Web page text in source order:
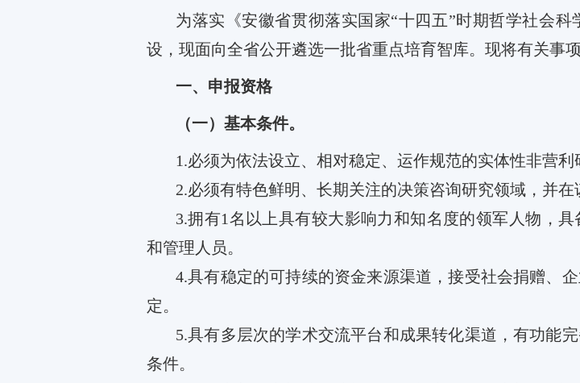
为落实《安徽省贯彻落实国家“十四五”时期哲学社会科
设，现面向全省公开遴选一批省重点培育智库。现将有关事
一、申报资格
（一）基本条件。
1.必须为依法设立、相对稳定、运作规范的实体性非营利
2.必须有特色鲜明、长期关注的决策咨询研究领域，并在
3.拥有1名以上具有较大影响力和知名度的领军人物，
和管理人员。
4.具有稳定的可持续的资金来源渠道，接受社会捐赠、
定。
5.具有多层次的学术交流平台和成果转化渠道，有功能
条件。